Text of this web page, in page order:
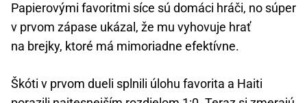
Papierovými favoritmi síce sú domáci hráči, no súper
v prvom zápase ukázal, že mu vyhovuje hrať
na brejky, ktoré má mimoriadne efektívne.
Škóti v prvom dueli splnili úlohu favorita a Haiti